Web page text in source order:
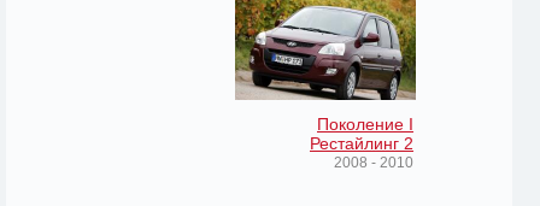
Поколение I
Рестайлинг 2
2008 - 2010